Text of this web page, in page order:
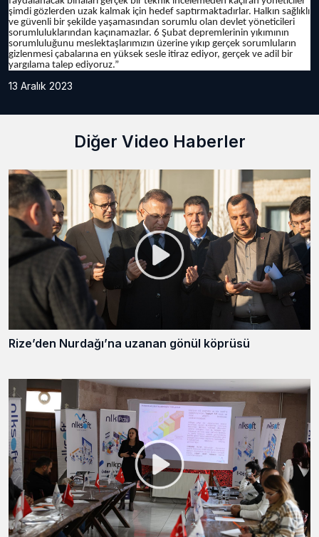
şimdi gözlerden uzak kalmak için hedef saptırmaktadırlar. Halkın sağlıklı
ve güvenli bir şekilde yaşamasından sorumlu olan devlet yöneticileri
sorumluluklarından kaçınamazlar. 6 Şubat depremlerinin yıkımının
sorumluluğunu meslektaşlarımızın üzerine yıkıp gerçek sorumluların
gizlenmesi çabalarına en yüksek sesle itiraz ediyor, gerçek ve adil bir
yargılama talep ediyoruz.”
13 Aralık 2023
Diğer Video Haberler
Rize’den Nurdağı’na uzanan gönül köprüsü